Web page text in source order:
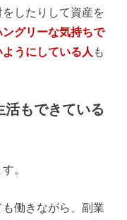
したりして資産を
グリーな気持ちで
うにしている人 も
もできている
。
働きながら、副業